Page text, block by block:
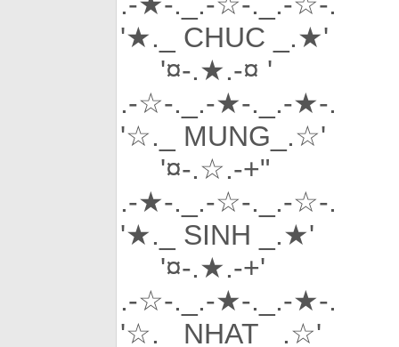
'★._ CHUC _.★'
'¤-.★.-¤ '
.-☆-._.-★-._.-★-.
'☆._ MUNG_.☆'
'¤-.☆.-+"
.-★-._.-☆-._.-☆-.
'★._ SINH _.★'
'¤-.★.-+'
.-☆-._.-★-._.-★-.
'☆._ NHAT _.☆'